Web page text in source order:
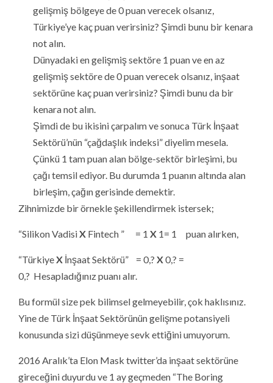
gelişmiş bölgeye de 0 puan verecek olsanız,
Türkiye’ye kaç puan verirsiniz? Şimdi bunu bir kenara
not alın.
Dünyadaki en gelişmiş sektöre 1 puan ve en az
gelişmiş sektöre de 0 puan verecek olsanız, inşaat
sektörüne kaç puan verirsiniz? Şimdi bunu da bir
kenara not alın.
Şimdi de bu ikisini çarpalım ve sonuca Türk İnşaat
Sektörü’nün “çağdaşlık indeksi” diyelim mesela.
Çünkü 1 tam puan alan bölge-sektör birleşimi, bu
çağı temsil ediyor. Bu durumda 1 puanın altında alan
birleşim, çağın gerisinde demektir.
Zihnimizde bir örnekle şekillendirmek istersek;
“Silikon VadisiX Fintech ” = 1 X 1= 1 puan alırken,
“TürkiyeX İnşaat Sektörü” = 0,? X0,? =
0,? Hesapladığınız puanı alır.
Bu formül size pek bilimsel gelmeyebilir, çok haklısınız.
Yine de Türk İnşaat Sektörünün gelişme potansiyeli
konusunda sizi düşünmeye sevk ettiğini umuyorum.
2016 Aralık’ta Elon Mask twitter’da inşaat sektörüne
gireceğini duyurdu ve 1 ay geçmeden “The Boring